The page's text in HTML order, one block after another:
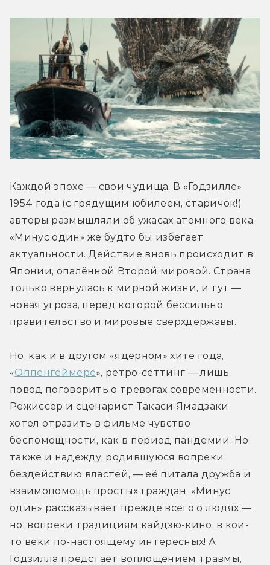
Каждой эпохе — свои чудища. В «Годзилле»
1954 года (с грядущим юбилеем, старичок!)
авторы размышляли об ужасах атомного века.
«Минус один» же будто бы избегает
актуальности. Действие вновь происходит в
Японии, опалённой Второй мировой. Страна
только вернулась к мирной жизни, и тут —
новая угроза, перед которой бессильно
правительство и мировые сверхдержавы.
Но, как и в другом «ядерном» хите года,
«Оппенгеймере», ретро-сеттинг — лишь
повод поговорить о тревогах современности.
Режиссёр и сценарист Такаси Ямадзаки
хотел отразить в фильме чувство
беспомощности, как в период пандемии. Но
также и надежду, родившуюся вопреки
бездействию властей, — её питала дружба и
взаимопомощь простых граждан. «Минус
один» рассказывает прежде всего о людях —
но, вопреки традициям кайдзю-кино, в кои-
то веки по-настоящему интересных! А
Годзилла предстаёт воплощением травмы,